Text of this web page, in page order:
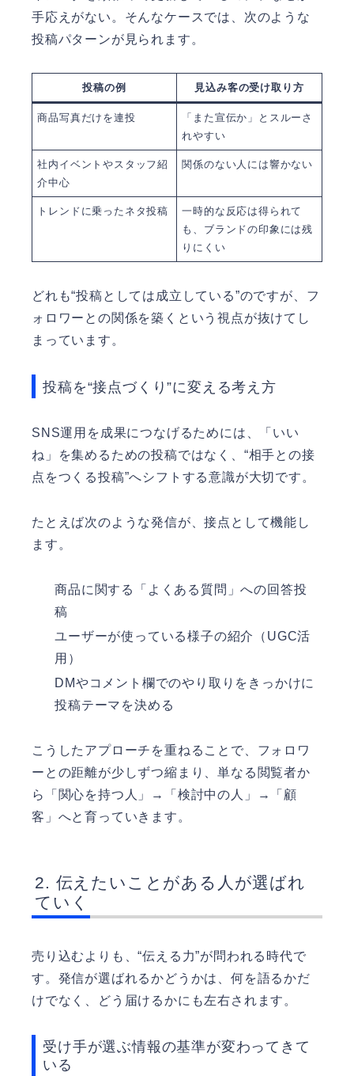
手応えがない。そんなケースでは、次のような
投稿パターンが見られます。
投稿の例 見込み客の受け取り方
商品写真だけを連投
「また宣伝か」とスルーさ
れやすい
社内イベントやスタッフ紹
介中心
関係のない人には響かない
トレンドに乗ったネタ投稿
一時的な反応は得られて
も、ブランドの印象には残
りにくい
どれも“投稿としては成立している”のですが、フ
ォロワーとの関係を築くという視点が抜けてし
まっています。
投稿を“接点づくり”に変える考え方
SNS運用を成果につなげるためには、「いい
ね」を集めるための投稿ではなく、“相手との接
点をつくる投稿”へシフトする意識が大切です。
たとえば次のような発信が、接点として機能し
ます。
商品に関する「よくある質問」への回答投
稿
ユーザーが使っている様子の紹介（UGC活
用）
DMやコメント欄でのやり取りをきっかけに
投稿テーマを決める
こうしたアプローチを重ねることで、フォロワ
ーとの距離が少しずつ縮まり、単なる閲覧者か
ら「関心を持つ人」→「検討中の人」→「顧
客」へと育っていきます。
伝えたいことがある人が選ばれ
ていく
売り込むよりも、“伝える力”が問われる時代で
す。発信が選ばれるかどうかは、何を語るかだ
けでなく、どう届けるかにも左右されます。
受け手が選ぶ情報の基準が変わってきて
いる